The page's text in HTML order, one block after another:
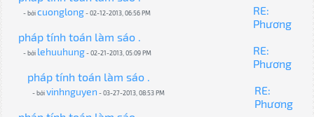
- bởicuonglong- 02-12-2013, 06:56 PM
RE:
Phương
pháp tính toán làm sáo .
- bởi lehuuhung- 02-21-2013, 05:09 PM
RE:
Phương
pháp tính toán làm sáo .
- bởivinhnguyen - 03-27-2013, 08:53 PM
RE:
Phương